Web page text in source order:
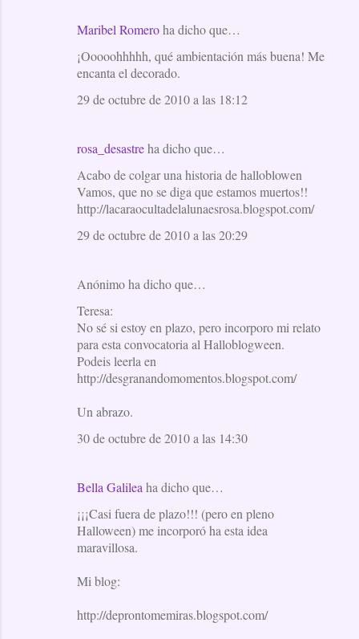
Maribel Romeroha dicho que…
¡Ooooohhhhh, qué ambientación más buena! Me
encanta el decorado.
29 de octubre de 2010 a las 18:12
rosa_desastreha dicho que…
Acabo de colgar una historia de halloblowen
Vamos, que no se diga que estamos muertos!!
http://lacaraocultadelalunaesrosa.blogspot.com/
29 de octubre de 2010 a las 20:29
Anónimo ha dicho que…
Teresa:
No sé si estoy en plazo, pero incorporo mi relato
para esta convocatoria al Halloblogween.
Podeis leerla en
http://desgranandomomentos.blogspot.com/
Un abrazo.
30 de octubre de 2010 a las 14:30
Bella Galilea ha dicho que…
¡¡¡Casi fuera de plazo!!! (pero en pleno
Halloween) me incorporó ha esta idea
maravillosa.
Mi blog:
http://deprontomemiras.blogspot.com/